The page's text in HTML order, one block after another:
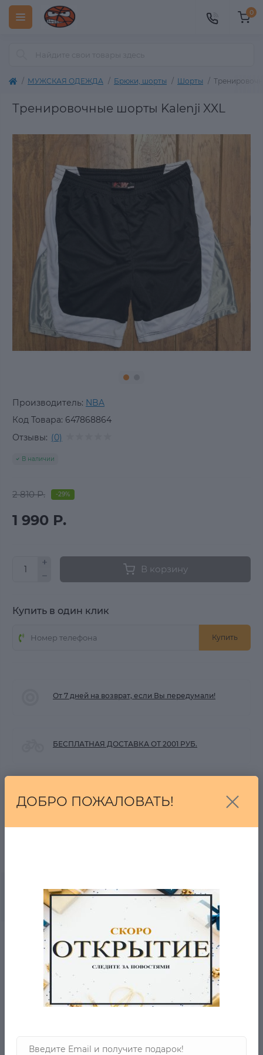
0
МУЖСКАЯ ОДЕЖДА Брюки, шорты Шорты
Тренировочные шорты Kalenji XXL
Производитель: NBA
Код Товара: 647868864
Отзывы: (0)
В наличии
2 810 Р. -29%
1 990 Р.
В корзину
Купить в один клик
Купить
От 7 дней на возврат, если Вы передумали!
БЕСПЛАТНАЯ ДОСТАВКА ОТ 2001 РУБ.
Описание товара Отзывов
Тренировочные шорты Kalenji XXL в наличии на
zastilem.ru
Ткань средней плотности. Черный цвет с серым.
-страна бренда :США
ДОБРО ПОЖАЛОВАТЬ!